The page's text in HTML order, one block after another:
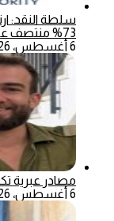
سلطة النقد:
73% منتصف عام 2026
6 أغسطس، 2026
مصادر عبرية
6 أغسطس، 2026